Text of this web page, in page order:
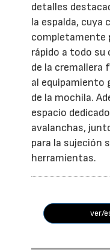
detalles
la espalda, cuya
completamente
rápido a todo
de la
al equipamiento
de la mochila.
espacio
avalanchas,
para la sujeción
herramientas.
ver/